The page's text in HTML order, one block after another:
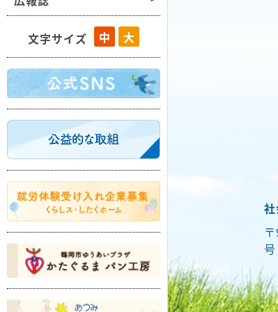
引
日
海
文字サイズ 中 大
号